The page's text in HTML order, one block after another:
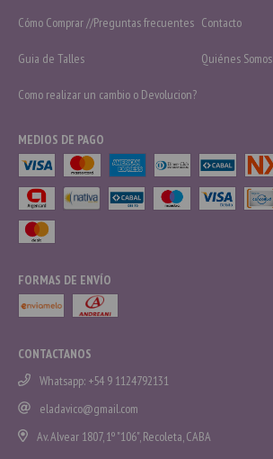
Cómo Comprar //Preguntas frecuentes Contacto
Guia de Talles Quiénes Somos
Como realizar un cambio o Devolucion?
MEDIOS DE PAGO
FORMAS DE ENVÍO
CONTACTANOS
Whatsapp: +54 9 1124792131
eladavico@gmail.com
Av. Alvear 1807, 1º "106", Recoleta, CABA